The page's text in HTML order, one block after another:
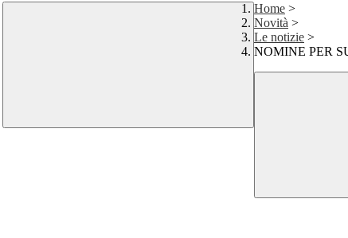
Home >
Novità >
Le notizie >
NOMINE PER